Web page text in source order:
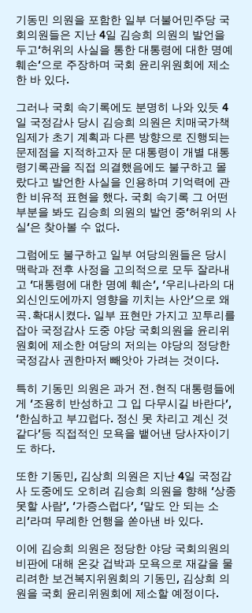
기동민 의원을 포함한 일부 더불어민주당 국
회의원들은 지난 4일 김승희 의원의 발언을
두고‘허위의 사실을 통한 대통령에 대한 명예
훼손’으로 주장하며 국회 윤리위원회에 제소
한 바 있다.
그러나 국회 속기록에도 분명히 나와 있듯 4
일 국정감사 당시 김승희 의원은 치매국가책
임제가 초기 계획과 다른 방향으로 진행되는
문제점을 지적하고자 문 대통령이 개별 대통
령기록관을 직접 의결했음에도 불구하고 몰
랐다고 발언한 사실을 인용하며 기억력에 관
한 비유적 표현을 했다. 국회 속기록 그 어떤
부분을 봐도 김승희 의원의 발언 중‘허위의 사
실’은 찾아볼 수 없다.
그럼에도 불구하고 일부 여당의원들은 당시
맥락과 전후 사정을 고의적으로 모두 잘라내
고 ‘대통령에 대한 명예 훼손’, ‘우리나라의 대
외신인도에까지 영향을 끼치는 사안’으로 왜
곡․확대시켰다. 일부 표현만 가지고 꼬투리를
잡아 국정감사 도중 야당 국회의원을 윤리위
원회에 제소한 여당의 저의는 야당의 정당한
국정감사 권한마저 빼앗아 가려는 것이다.
특히 기동민 의원은 과거 전․현직 대통령들에
게 ‘조용히 반성하고 그 입 다무시길 바란다’,
‘한심하고 부끄럽다. 정신 못 차리고 계신 것
같다’등 직접적인 모욕을 뱉어낸 당사자이기
도 하다.
또한 기동민, 김상희 의원은 지난 4일 국정감
사 도중에도 오히려 김승희 의원을 향해 ‘상종
못할 사람’, ‘가증스럽다’, ‘말도 안 되는 소
리’라며 무례한 언행을 쏟아낸 바 있다.
이에 김승희 의원은 정당한 야당 국회의원의
비판에 대해 온갖 겁박과 모욕으로 재갈을 물
리려한 보건복지위원회의 기동민, 김상희 의
원을 국회 윤리위원회에 제소할 예정이다.